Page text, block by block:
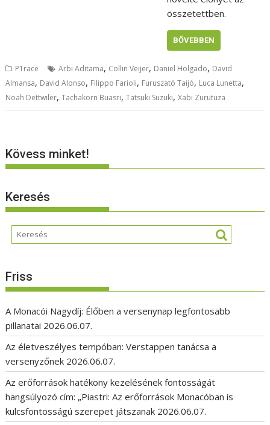
összetettben.
BŐVEBBEN
P1race Arbi Aditama, Collin Veijer, Daniel Holgado, David
Almansa, David Alonso, Filippo Farioli, Furuszató Taijó, Luca Lunetta,
Noah Dettwiler,Tachakorn Buasri,Tatsuki Suzuki,Xabi Zurutuza
Kövess minket!
Keresés
Friss
A Monacói Nagydíj: Élőben a versenynap legfontosabb
pillanatai 2026.06.07.
Az életveszélyes tempóban: Verstappen tanácsa a
versenyzőnek 2026.06.07.
Az erőforrások hatékony kezelésének fontosságát
hangsúlyozó cím: „Piastri: Az erőforrások Monacóban is
kulcsfontosságú szerepet játszanak 2026.06.07.